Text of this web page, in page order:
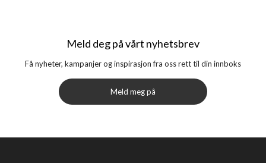
Meld deg på vårt nyhetsbrev
Få nyheter, kampanjer og inspirasjon fra oss rett til din innboks
Meld meg på